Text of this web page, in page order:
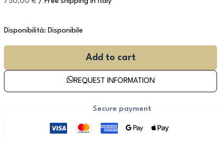
Disponibilità: Disponibile
Add to cart
REQUEST INFORMATION
Secure payment